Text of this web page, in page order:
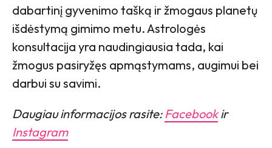
dabartinį gyvenimo tašką ir žmogaus planetų
išdėstymą gimimo metu. Astrologės
konsultacija yra naudingiausia tada, kai
žmogus pasiryžęs apmąstymams, augimui bei
darbui su savimi.
Daugiau informacijos rasite: Facebookir
Instagram